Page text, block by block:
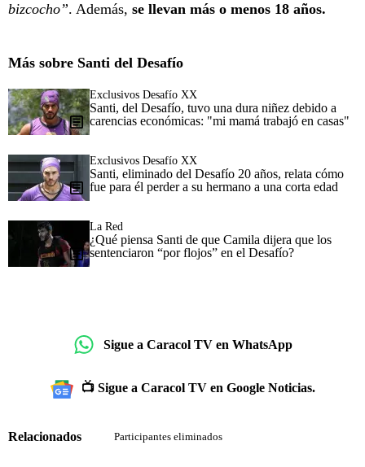
bizcocho”. Además, se llevan más o menos 18 años.
Más sobre Santi del Desafío
Exclusivos Desafío XX
Santi, del Desafío, tuvo una dura niñez debido a
carencias económicas: "mi mamá trabajó en casas"
Exclusivos Desafío XX
Santi, eliminado del Desafío 20 años, relata cómo
fue para él perder a su hermano a una corta edad
La Red
¿Qué piensa Santi de que Camila dijera que los
sentenciaron “por flojos” en el Desafío?
Sigue a Caracol TV en WhatsApp
📺 Sigue a Caracol TV en Google Noticias.
Relacionados Participantes eliminados